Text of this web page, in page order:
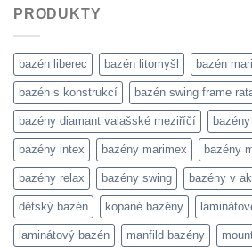
PRODUKTY
bazén liberec bazén litomyšl bazén
bazén s konstrukcí bazén swing frame
bazény diamant valašské meziříčí
bazény intex bazény marimex bazény
bazény relax bazény swing bazény v
dětský bazén kopané bazény
laminátový bazén manfild bazény